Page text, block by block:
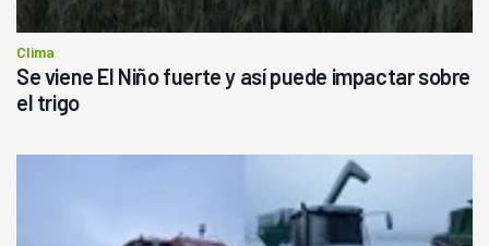
Clima
Se viene El Niño fuerte y así puede impactar sobre
el trigo